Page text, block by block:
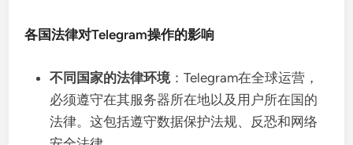
各国法律对Telegram操作的影响
不同国家的法律环境：Telegram在全球运营，
必须遵守在其服务器所在地以及用户所在国的
法律。这包括遵守数据保护法规、反恐和网络